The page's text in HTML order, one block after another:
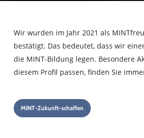
Wir wurden im Jahr 2021 als
bestätigt. Das bedeutet, dass wir
die MINT-Bildung legen. Besondere
diesem Profil passen, finden Sie
MINT-Zukunft-schaffen